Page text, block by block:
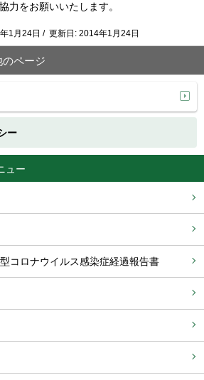
コロナウイルス感染症経過報告書
力をお願いいたします。
1月24日 / 更新日: 2014年1月24日
ページ
ー